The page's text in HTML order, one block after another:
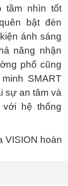
tầm nhìn tốt
bật đèn
ánh sáng
năng nhận
phố cũng
SMART
sự an tâm và
hệ thống